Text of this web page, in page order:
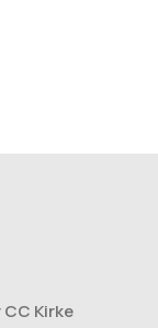
Kirke